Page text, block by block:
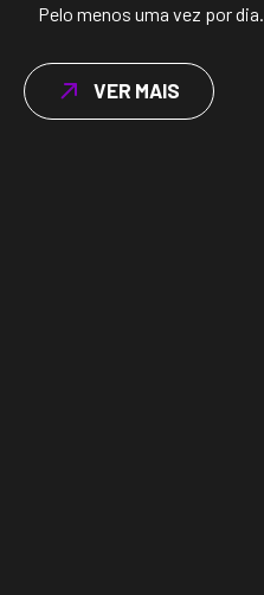
Pelo menos uma vez por dia...
VER MAIS